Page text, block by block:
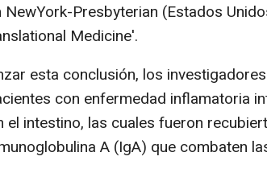
NewYork-Presbyterian (Estados
Medicine'.
esta conclusión, los
con enfermedad inflamatoria
el intestino, las cuales fueron
A (IgA) que combaten